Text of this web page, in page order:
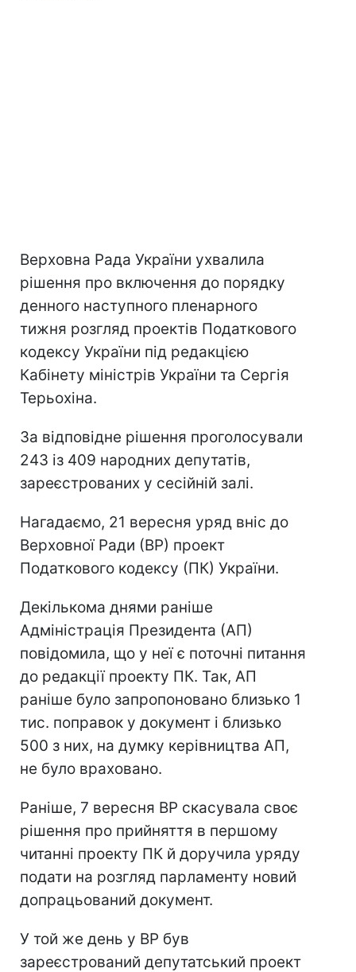
Верховна Рада України ухвалила
рішення про включення до порядку
денного наступного пленарного
тижня розгляд проектів Податкового
кодексу України під редакцією
Кабінету міністрів України та Сергія
Терьохіна.
За відповідне рішення проголосували
243 із 409 народних депутатів,
зареєстрованих у сесійній залі.
Нагадаємо, 21 вересня уряд вніс до
Верховної Ради (ВР) проект
Податкового кодексу (ПК) України.
Декількома днями раніше
Адміністрація Президента (АП)
повідомила, що у неї є поточні питання
до редакції проекту ПК. Так, АП
раніше було запропоновано близько 1
тис. поправок у документ і близько
500 з них, на думку керівництва АП,
не було враховано.
Раніше, 7 вересня ВР скасувала своє
рішення про прийняття в першому
читанні проекту ПК й доручила уряду
подати на розгляд парламенту новий
допрацьований документ.
У той же день у ВР був
зареєстрований депутатський проект